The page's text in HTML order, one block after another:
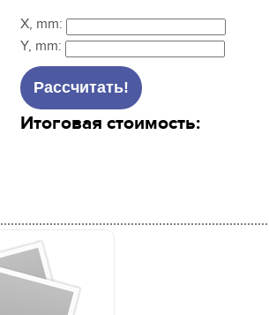
X, mm:
Y, mm:
Итоговая стоимость: